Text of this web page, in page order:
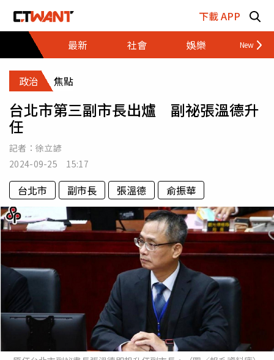
下載 APP
最新
社會 娛樂 財經
政治 焦點
台北市第三副市長出爐 副祕張溫德升
任
記者： 徐立諺
2024-09-25 15:17
台北市 副市長 張溫德 俞振華